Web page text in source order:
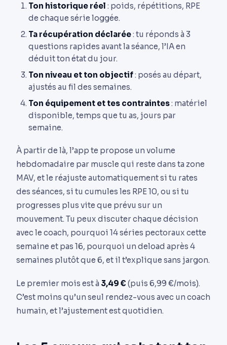
Ton historique réel : poids, répétitions, RPE
de chaque série loggée.
Ta récupération déclarée: tu réponds à 3
questions rapides avant la séance, l’IA en
déduit ton état du jour.
Ton niveau et ton objectif: posés au départ,
ajustés au fil des semaines.
Ton équipement et tes contraintes: matériel
disponible, temps que tu as, jours par
semaine.
À partir de là, l’app te propose un volume
hebdomadaire par muscle qui reste dans ta zone
MAV, et le réajuste automatiquement si tu rates
des séances, si tu cumules les RPE 10, ou si tu
progresses plus vite que prévu sur un
mouvement. Tu peux discuter chaque décision
avec le coach, pourquoi 14 séries pectoraux cette
semaine et pas 16, pourquoi un deload après 4
semaines plutôt que 6, et il t’explique sans jargon.
Le premier mois est à 3,49 € (puis 6,99 €/mois).
C’est moins qu’un seul rendez-vous avec un coach
humain, et l’ajustement est quotidien.